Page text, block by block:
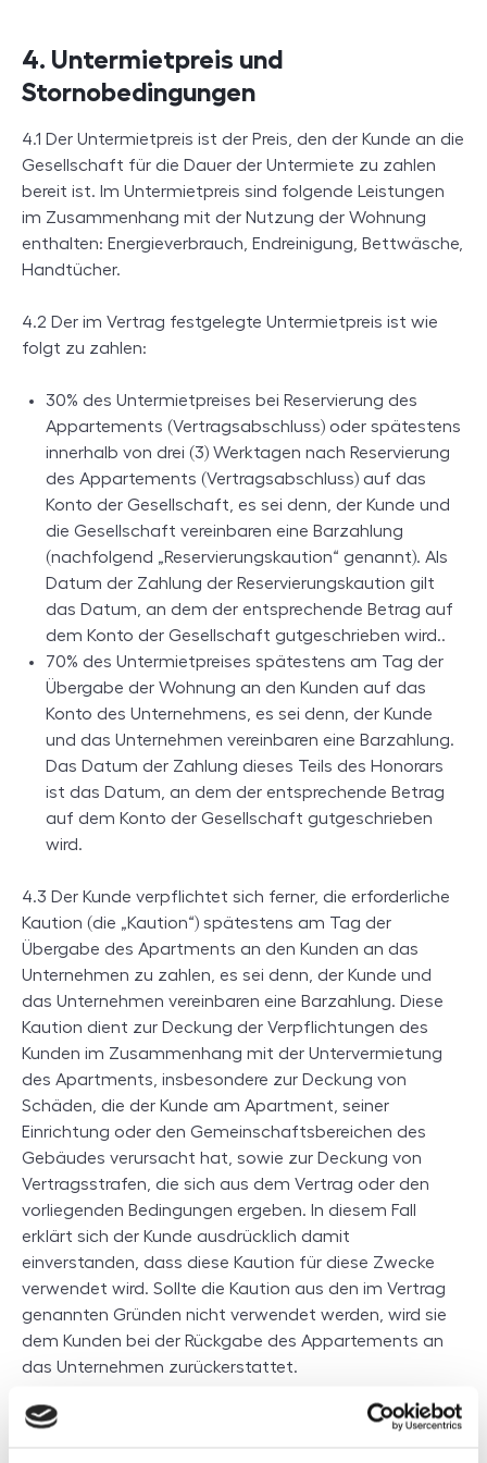
4. Untermietpreis und
Stornobedingungen
4.1 Der Untermietpreis ist der Preis, den der Kunde an die
Gesellschaft für die Dauer der Untermiete zu zahlen
bereit ist. Im Untermietpreis sind folgende Leistungen
im Zusammenhang mit der Nutzung der Wohnung
enthalten: Energieverbrauch, Endreinigung, Bettwäsche,
Handtücher.
4.2 Der im Vertrag festgelegte Untermietpreis ist wie
folgt zu zahlen:
30% des Untermietpreises bei Reservierung des
Appartements (Vertragsabschluss) oder spätestens
innerhalb von drei (3) Werktagen nach Reservierung
des Appartements (Vertragsabschluss) auf das
Konto der Gesellschaft, es sei denn, der Kunde und
die Gesellschaft vereinbaren eine Barzahlung
(nachfolgend „Reservierungskaution“ genannt). Als
Datum der Zahlung der Reservierungskaution gilt
das Datum, an dem der entsprechende Betrag auf
dem Konto der Gesellschaft gutgeschrieben wird..
70% des Untermietpreises spätestens am Tag der
Übergabe der Wohnung an den Kunden auf das
Konto des Unternehmens, es sei denn, der Kunde
und das Unternehmen vereinbaren eine Barzahlung.
Das Datum der Zahlung dieses Teils des Honorars
ist das Datum, an dem der entsprechende Betrag
auf dem Konto der Gesellschaft gutgeschrieben
wird.
4.3 Der Kunde verpflichtet sich ferner, die erforderliche
Kaution (die „Kaution“) spätestens am Tag der
Übergabe des Apartments an den Kunden an das
Unternehmen zu zahlen, es sei denn, der Kunde und
das Unternehmen vereinbaren eine Barzahlung. Diese
Kaution dient zur Deckung der Verpflichtungen des
Kunden im Zusammenhang mit der Untervermietung
des Apartments, insbesondere zur Deckung von
Schäden, die der Kunde am Apartment, seiner
Einrichtung oder den Gemeinschaftsbereichen des
Gebäudes verursacht hat, sowie zur Deckung von
Vertragsstrafen, die sich aus dem Vertrag oder den
vorliegenden Bedingungen ergeben. In diesem Fall
erklärt sich der Kunde ausdrücklich damit
einverstanden, dass diese Kaution für diese Zwecke
verwendet wird. Sollte die Kaution aus den im Vertrag
genannten Gründen nicht verwendet werden, wird sie
dem Kunden bei der Rückgabe des Appartements an
das Unternehmen zurückerstattet.